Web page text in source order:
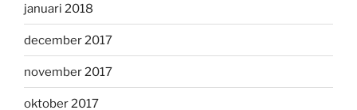
januari 2018
december 2017
november 2017
oktober 2017